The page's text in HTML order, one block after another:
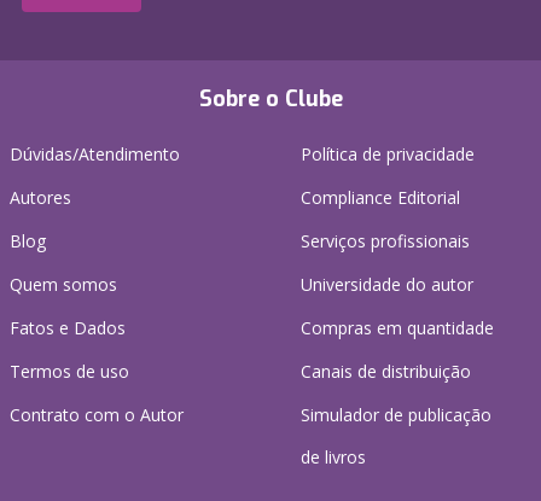
Sobre o Clube
Dúvidas/Atendimento
Autores
Blog
Quem somos
Fatos e Dados
Termos de uso
Contrato com o Autor
Política de privacidade
Compliance Editorial
Serviços profissionais
Universidade do autor
Compras em quantidade
Canais de distribuição
Simulador de publicação
de livros